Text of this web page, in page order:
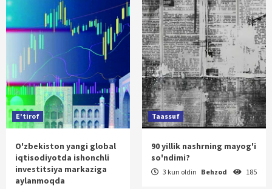
E'tirof
O'zbekiston yangi global
iqtisodiyotda ishonchli
investitsiya markaziga
aylanmoqda
Taassuf
90 yillik nashrning mayog'i
so'ndimi?
3 kun oldin Behzod 185